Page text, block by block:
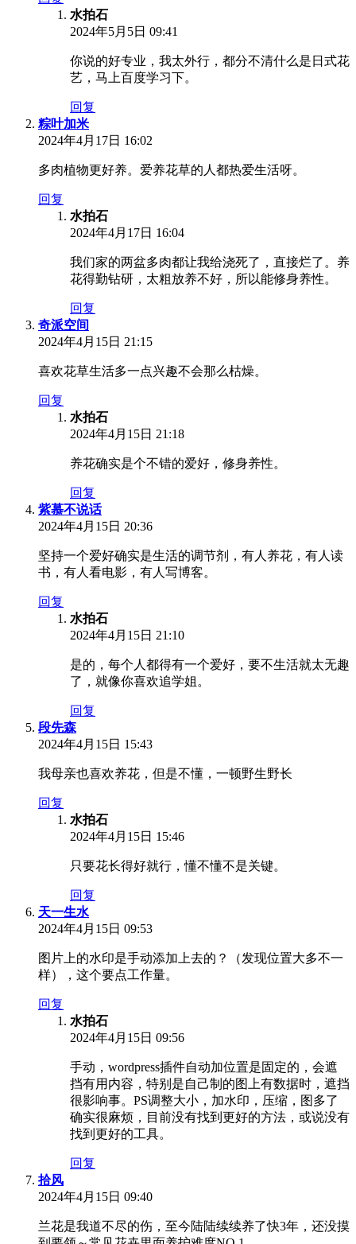
水拍石
2024年5月5日 09:41
你说的好专业，我太外行，都分不清什么是日式花
艺，马上百度学习下。
回复
粽叶加米
2024年4月17日 16:02
多肉植物更好养。爱养花草的人都热爱生活呀。
回复
水拍石
2024年4月17日 16:04
我们家的两盆多肉都让我给浇死了，直接烂了。养
花得勤钻研，太粗放养不好，所以能修身养性。
回复
奇派空间
2024年4月15日 21:15
喜欢花草生活多一点兴趣不会那么枯燥。
回复
水拍石
2024年4月15日 21:18
养花确实是个不错的爱好，修身养性。
回复
紫慕不说话
2024年4月15日 20:36
坚持一个爱好确实是生活的调节剂，有人养花，有人读
书，有人看电影，有人写博客。
回复
水拍石
2024年4月15日 21:10
是的，每个人都得有一个爱好，要不生活就太无趣
了，就像你喜欢追学姐。
回复
段先森
2024年4月15日 15:43
我母亲也喜欢养花，但是不懂，一顿野生野长
回复
水拍石
2024年4月15日 15:46
只要花长得好就行，懂不懂不是关键。
回复
天一生水
2024年4月15日 09:53
图片上的水印是手动添加上去的？（发现位置大多不一
样），这个要点工作量。
回复
水拍石
2024年4月15日 09:56
手动，wordpress插件自动加位置是固定的，会遮
挡有用内容，特别是自己制的图上有数据时，遮挡
很影响事。PS调整大小，加水印，压缩，图多了
确实很麻烦，目前没有找到更好的方法，或说没有
找到更好的工具。
回复
拾风
2024年4月15日 09:40
兰花是我道不尽的伤，至今陆陆续续养了快3年，还没摸